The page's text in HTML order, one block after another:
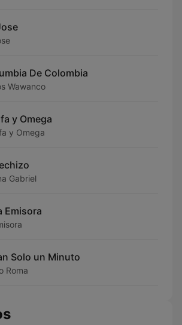
De Colombia
Wawanco
y Omega
y Omega
Gabriel
Emisora
Solo un Minuto
Roma